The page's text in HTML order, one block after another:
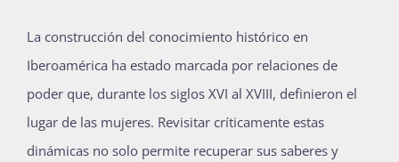
La construcción del conocimiento histórico en
Iberoamérica ha estado marcada por relaciones de
poder que, durante los siglos XVI al XVIII, definieron el
lugar de las mujeres. Revisitar críticamente estas
dinámicas no solo permite recuperar sus saberes y